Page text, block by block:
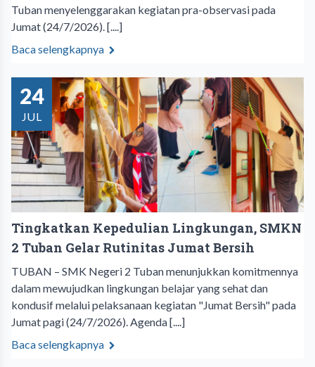
Tuban menyelenggarakan kegiatan pra-observasi pada
Jumat (24/7/2026). [....]
Baca selengkapnya
24
JUL
Tingkatkan Kepedulian Lingkungan, SMKN
2 Tuban Gelar Rutinitas Jumat Bersih
TUBAN – SMK Negeri 2 Tuban menunjukkan komitmennya
dalam mewujudkan lingkungan belajar yang sehat dan
kondusif melalui pelaksanaan kegiatan "Jumat Bersih" pada
Jumat pagi (24/7/2026). Agenda [....]
Baca selengkapnya